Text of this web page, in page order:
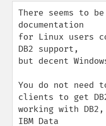
There seems to
documentation
for Linux users
DB2 support,
but decent
You do not
clients to get
working with
IBM Data